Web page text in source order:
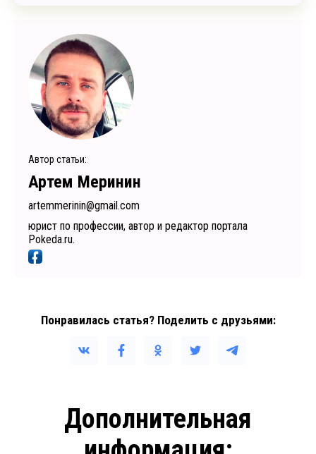
Автор статьи:
Артем Меринин
artemmerinin@gmail.com
юрист по профессии, автор и редактор портала
Pokeda.ru.
Понравилась статья? Поделить с друзьями:
Дополнительная